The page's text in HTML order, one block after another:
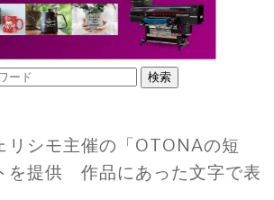
シモ主催の「OTONAの短
を提供 作品にあった文字で表